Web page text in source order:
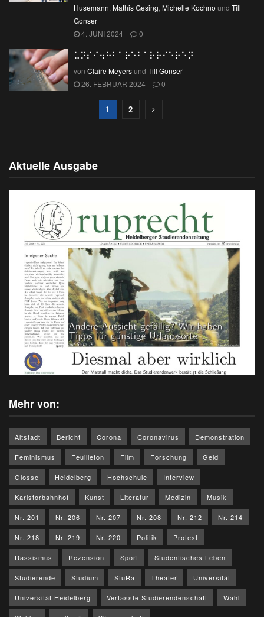
Husemann, Mathis Gesing, Michelle Kochno und Till
Gonser
4. JUNI 2024
0
⠥⠝⠎⠊⠲⠓⠃⠁⠗⠑⠃⠁⠗⠗⠊⠑⠗⠑⠝
von Claire Meyersund Till Gonser
26. FEBRUAR 2024
0
1 2
Aktuelle Ausgabe
Mehr von:
Altstadt Bericht Corona Coronavirus Demonstration
Feminismus Feuilleton Film Forschung Geld
Glosse Heidelberg Hochschule Interview
Karlstorbahnhof Kunst Literatur Medizin Musik
Nr. 201 Nr. 206 Nr. 207 Nr. 208 Nr. 212 Nr. 214
Nr. 218 Nr. 219 Nr. 220 Politik Protest
Rassismus Rezension Sport Studentisches Leben
Studierende Studium StuRa Theater Universität
Universität Heidelberg Verfasste Studierendenschaft Wahl